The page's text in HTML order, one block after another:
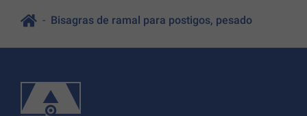
Bisagras de ramal para postigos, pesado